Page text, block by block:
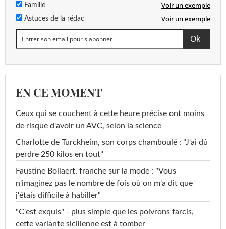
Famille Voir un exemple
Astuces de la rédac Voir un exemple
EN CE MOMENT
Ceux qui se couchent à cette heure précise ont moins
de risque d'avoir un AVC, selon la science
Charlotte de Turckheim, son corps chamboulé : "J'ai dû
perdre 250 kilos en tout"
Faustine Bollaert, franche sur la mode : "Vous
n'imaginez pas le nombre de fois où on m'a dit que
j'étais difficile à habiller"
"C'est exquis" - plus simple que les poivrons farcis,
cette variante sicilienne est à tomber